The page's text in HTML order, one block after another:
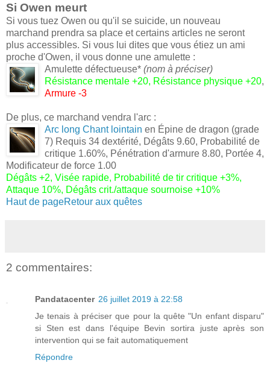
Si Owen meurt
Si vous tuez Owen ou qu'il se suicide, un nouveau
marchand prendra sa place et certains articles ne seront
plus accessibles. Si vous lui dites que vous étiez un ami
proche d'Owen, il vous donne une amulette :
Amulette défectueuse* (nom à préciser)
Résistance mentale +20, Résistance physique +20,
Armure -3
De plus, ce marchand vendra l'arc :
Arc long Chant lointain en Épine de dragon (grade
7) Requis 34 dextérité, Dégâts 9.60, Probabilité de
critique 1.60%, Pénétration d'armure 8.80, Portée 4,
Modificateur de force 1.00
Dégâts +2, Visée rapide, Probabilité de tir critique +3%,
Attaque 10%, Dégâts crit./attaque sournoise +10%
Haut de pageRetour aux quêtes
2 commentaires:
Pandatacenter 26 juillet 2019 à 22:58
Je tenais à préciser que pour la quête "Un enfant disparu"
si Sten est dans l'équipe Bevin sortira juste après son
intervention qui se fait automatiquement
Répondre